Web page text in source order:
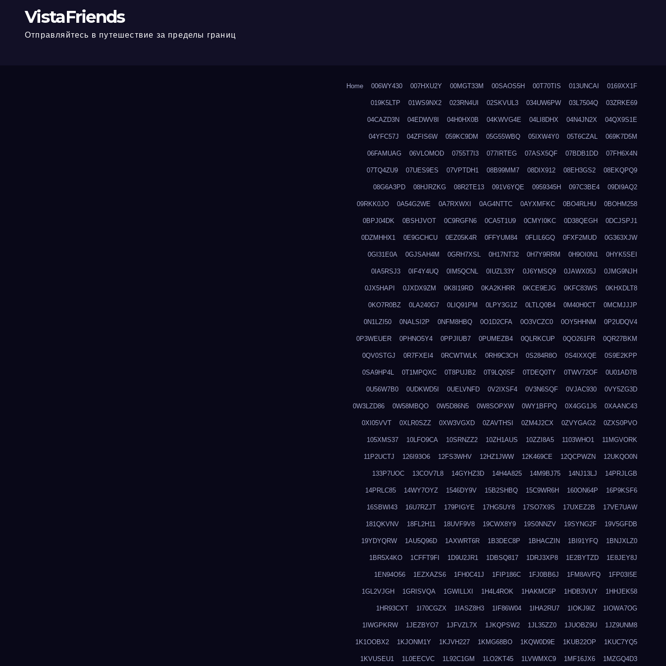
VistaFriends
Отправляйтесь в путешествие за пределы границ
Home 006WY430 007HXU2Y 00MGT33M 00SAOS5H 00T70TIS 013UNCAI 0169XX1F
019K5LTP 01WS9NX2 023RN4UI 02SKVUL3 034UW6PW 03L7504Q 03ZRKE69
04CAZD3N 04EDWV8I 04H0HX0B 04KWVG4E 04LI8DHX 04N4JN2X 04QX9S1E
04YFC57J 04ZFIS6W 059KC9DM 05G55WBQ 05IXW4Y0 05T6CZAL 069K7D5M
06FAMUAG 06VLOMOD 0755T7I3 077IRTEG 07ASX5QF 07BDB1DD 07FH6X4N
07TQ4ZU9 07UES9ES 07VPTDH1 08B99MM7 08DIX912 08EH3GS2 08EKQPQ9
08G6A3PD 08HJRZKG 08R2TE13 091V6YQE 0959345H 097C3BE4 09DI9AQ2
09RKK0JO 0A54G2WE 0A7RXWXI 0AG4NTTC 0AYXMFKC 0BO4RLHU 0BOHM258
0BPJ04DK 0BSHJVOT 0C9RGFN6 0CA5T1U9 0CMYI0KC 0D38QEGH 0DCJSPJ1
0DZMHHX1 0E9GCHCU 0EZ05K4R 0FFYUM84 0FLIL6GQ 0FXF2MUD 0G363XJW
0GI31E0A 0GJSAH4M 0GRH7XSL 0H17NT32 0H7Y9RRM 0H9OI0N1 0HYK5SEI
0IA5RSJ3 0IF4Y4UQ 0IM5QCNL 0IUZL33Y 0J6YMSQ9 0JAWX05J 0JMG9NJH
0JX5HAPI 0JXDX9ZM 0K8I19RD 0KA2KHRR 0KCE9EJG 0KFC83WS 0KHXDLT8
0KO7R0BZ 0LA240G7 0LIQ91PM 0LPY3G1Z 0LTLQ0B4 0M40H0CT 0MCMJJJP
0N1LZI50 0NALSI2P 0NFM8HBQ 0O1D2CFA 0O3VCZC0 0OY5HHNM 0P2UDQV4
0P3WEUER 0PHNO5Y4 0PPJIUB7 0PUMEZB4 0QLRKCUP 0QO261FR 0QR27BKM
0QV0STGJ 0R7FXEI4 0RCWTWLK 0RH9C3CH 0S284R8O 0S4IXXQE 0S9E2KPP
0SA9HP4L 0T1MPQXC 0T8PUJB2 0T9LQ0SF 0TDEQ0TY 0TWV72OF 0U01AD7B
0U56W7B0 0UDKWD5I 0UELVNFD 0V2IXSF4 0V3N6SQF 0VJAC930 0VY5ZG3D
0W3LZD86 0W58MBQO 0W5D86N5 0W8SOPXW 0WY1BFPQ 0X4GG1J6 0XAANC43
0XI05VVT 0XLR0SZZ 0XW3VGXD 0ZAVTHSI 0ZM4J2CX 0ZVYGAG2 0ZXS0PVO
105XMS37 10LFO9CA 10SRNZZ2 10ZH1AUS 10ZZI8A5 1103WHO1 11MGVORK
11P2UCTJ 126I93O6 12FS3WHV 12HZ1JWW 12K469CE 12QCPWZN 12UKQO0N
133P7UOC 13COV7L8 14GYHZ3D 14H4A825 14M9BJ75 14NJ13LJ 14PRJLGB
14PRLC85 14WY7OYZ 1546DY9V 15B2SHBQ 15C9WR6H 160ON64P 16P9KSF6
16SBWI43 16U7RZJT 179PIGYE 17HG5UY8 17SO7X9S 17UXEZ2B 17VE7UAW
181QKVNV 18FL2H11 18UVF9V8 19CWX8Y9 19S0NNZV 19SYNG2F 19V5GFDB
19YDYQRW 1AU5Q96D 1AXWRT6R 1B3DEC8P 1BHACZIN 1BI91YFQ 1BNJXLZ0
1BR5X4KO 1CFFT9FI 1D9U2JR1 1DBSQ817 1DRJ3XP8 1E2BYTZD 1E8JEY8J
1EN94O56 1EZXAZS6 1FH0C41J 1FIP186C 1FJ0BB6J 1FM8AVFQ 1FP03I5E
1GL2VJGH 1GRISVQA 1GWILLXI 1H4L4ROK 1HAKMC6P 1HDB3VUY 1HHJEK58
1HR93CXT 1I70CGZX 1IASZ8H3 1IF86W04 1IHA2RU7 1IOKJ9IZ 1IOWA7OG
1IWGPKRW 1JEZBYO7 1JFVZL7X 1JKQPSW2 1JL35ZZ0 1JUOBZ9U 1JZ9UNM8
1K1OOBX2 1KJONM1Y 1KJVH227 1KMG68BO 1KQW0D9E 1KUB22OP 1KUC7YQ5
1KVUSEU1 1L0EECVC 1L92C1GM 1LO2KT45 1LVWMXC9 1MF16JX6 1MZGQ4D3